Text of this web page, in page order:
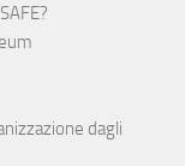
dagli